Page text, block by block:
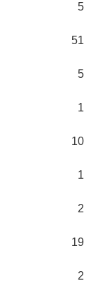
5
51
5
1
10
1
2
19
2